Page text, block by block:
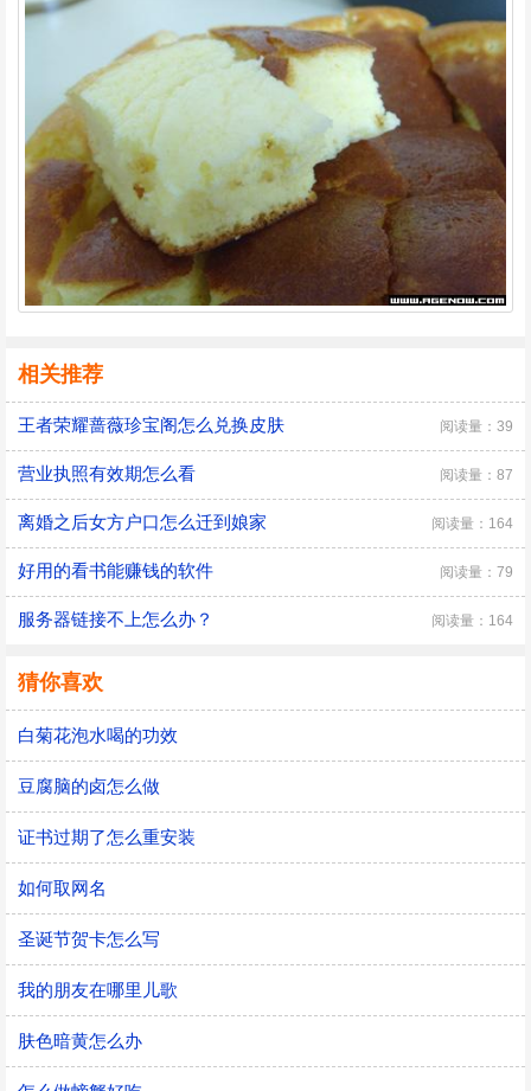
相关推荐
王者荣耀蔷薇珍宝阁怎么兑换皮肤 阅读量：39
营业执照有效期怎么看 阅读量：87
离婚之后女方户口怎么迁到娘家 阅读量：164
好用的看书能赚钱的软件 阅读量：79
服务器链接不上怎么办？ 阅读量：164
猜你喜欢
白菊花泡水喝的功效
豆腐脑的卤怎么做
证书过期了怎么重安装
如何取网名
圣诞节贺卡怎么写
我的朋友在哪里儿歌
肤色暗黄怎么办